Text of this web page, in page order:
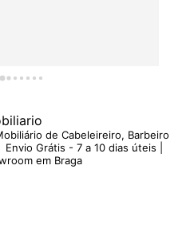
de Cabeleireiro, Barbeiro
Envio Grátis - 7 a 10 dias úteis |
em Braga